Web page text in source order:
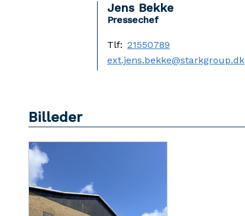
Jens Bekke
Pressechef
Tlf: 21550789
ext.jens.bekke@starkgroup.dk
Billeder